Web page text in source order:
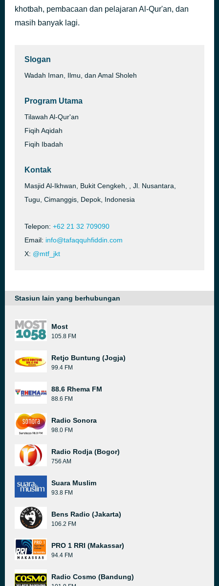
khotbah, pembacaan dan pelajaran Al-Qur'an, dan
masih banyak lagi.
Slogan
Wadah Iman, Ilmu, dan Amal Sholeh
Program Utama
Tilawah Al-Qur'an
Fiqih Aqidah
Fiqih Ibadah
Kontak
Masjid Al-Ikhwan, Bukit Cengkeh, , Jl. Nusantara,
Tugu, Cimanggis, Depok, Indonesia
Telepon: +62 21 32 709090
Email: info@tafaqquhfiddin.com
X: @mtf_jkt
Stasiun lain yang berhubungan
Most
105.8 FM
Retjo Buntung (Jogja)
99.4 FM
88.6 Rhema FM
88.6 FM
Radio Sonora
98.0 FM
Radio Rodja (Bogor)
756 AM
Suara Muslim
93.8 FM
Bens Radio (Jakarta)
106.2 FM
PRO 1 RRI (Makassar)
94.4 FM
Radio Cosmo (Bandung)